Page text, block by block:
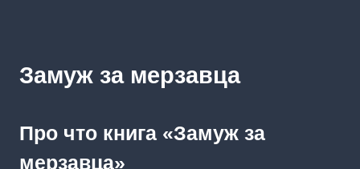
Замуж за мерзавца
Про что книга «Замуж за
мерзавца»